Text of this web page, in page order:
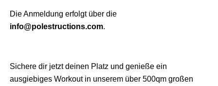
Die Anmeldung erfolgt über die
info@polestructions.com.
Sichere dir jetzt deinen Platz und genieße ein
ausgiebiges Workout in unserem über 500qm großen